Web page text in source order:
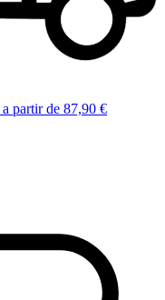
a partir de 87,90 €